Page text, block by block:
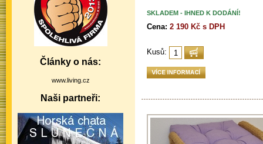
SKLADEM - IHNED K DODÁNÍ!
Cena: 2 190 Kč s DPH
Kusů:
Články o nás:
www.living.cz
Naši partneři: